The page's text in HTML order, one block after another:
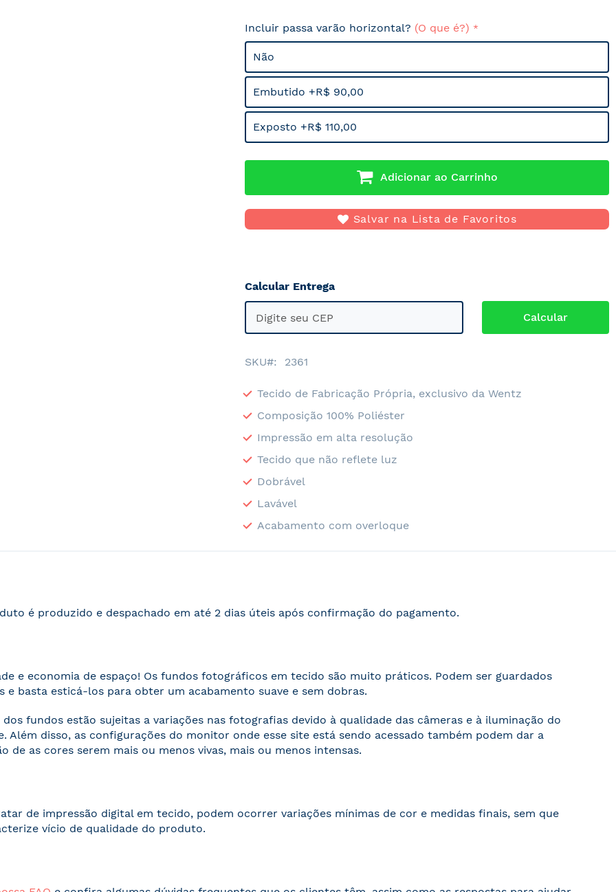
Incluir passa varão horizontal? (O que é?)
Não
Embutido +R$ 90,00
Exposto +R$ 110,00
Adicionar ao Carrinho
Salvar na Lista de Favoritos
Calcular Entrega
SKU 2361
Tecido de Fabricação Própria, exclusivo da Wentz
Composição 100% Poliéster
Impressão em alta resolução
Tecido que não reflete luz
Dobrável
Lavável
Acabamento com overloque
é produzido e despachado em até 2 dias úteis após confirmação do pagamento.
e economia de espaço! Os fundos fotográficos em tecido são muito práticos. Podem ser guardados
e basta esticá-los para obter um acabamento suave e sem dobras.
dos fundos estão sujeitas a variações nas fotografias devido à qualidade das câmeras e à iluminação do
Além disso, as configurações do monitor onde esse site está sendo acessado também podem dar a
de as cores serem mais ou menos vivas, mais ou menos intensas.
de impressão digital em tecido, podem ocorrer variações mínimas de cor e medidas finais, sem que
vício de qualidade do produto.